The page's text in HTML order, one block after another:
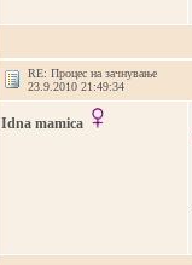
RE: Процес на зачнување
23.9.2010 21:49:34
Idna mamica